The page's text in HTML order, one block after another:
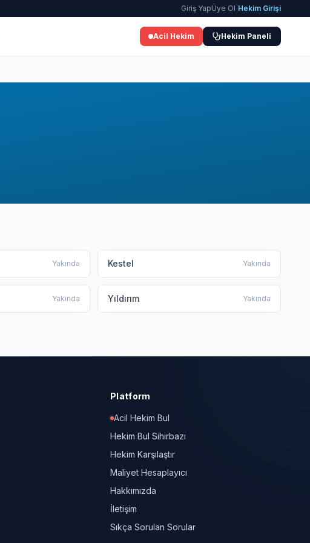
Giriş YapÜye Ol Hekim Girişi
Acil Hekim Hekim Paneli
Yakında Kestel Yakında
Yakında Yıldırım Yakında
Platform
Acil Hekim Bul
Hekim Bul Sihirbazı
Hekim Karşılaştır
Maliyet Hesaplayıcı
Hakkımızda
İletişim
Sıkça Sorulan Sorular